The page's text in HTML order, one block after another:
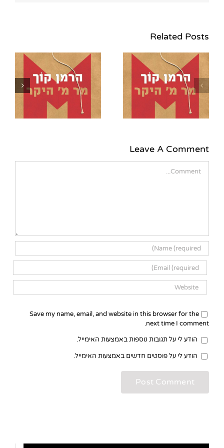
Related Posts
הזוכים בהגרלת 5
עותקים מהספר "מר מ'
היקר" מאת הרמן קוך
(הוצאת כתר ועברית)
Leave A Comment
Save my name, email, and website in this browser for the
next time I comment.
הודע לי על תגובות נוספות באמצעות האימייל.
הודע לי על פוסטים חדשים באמצעות האימייל.